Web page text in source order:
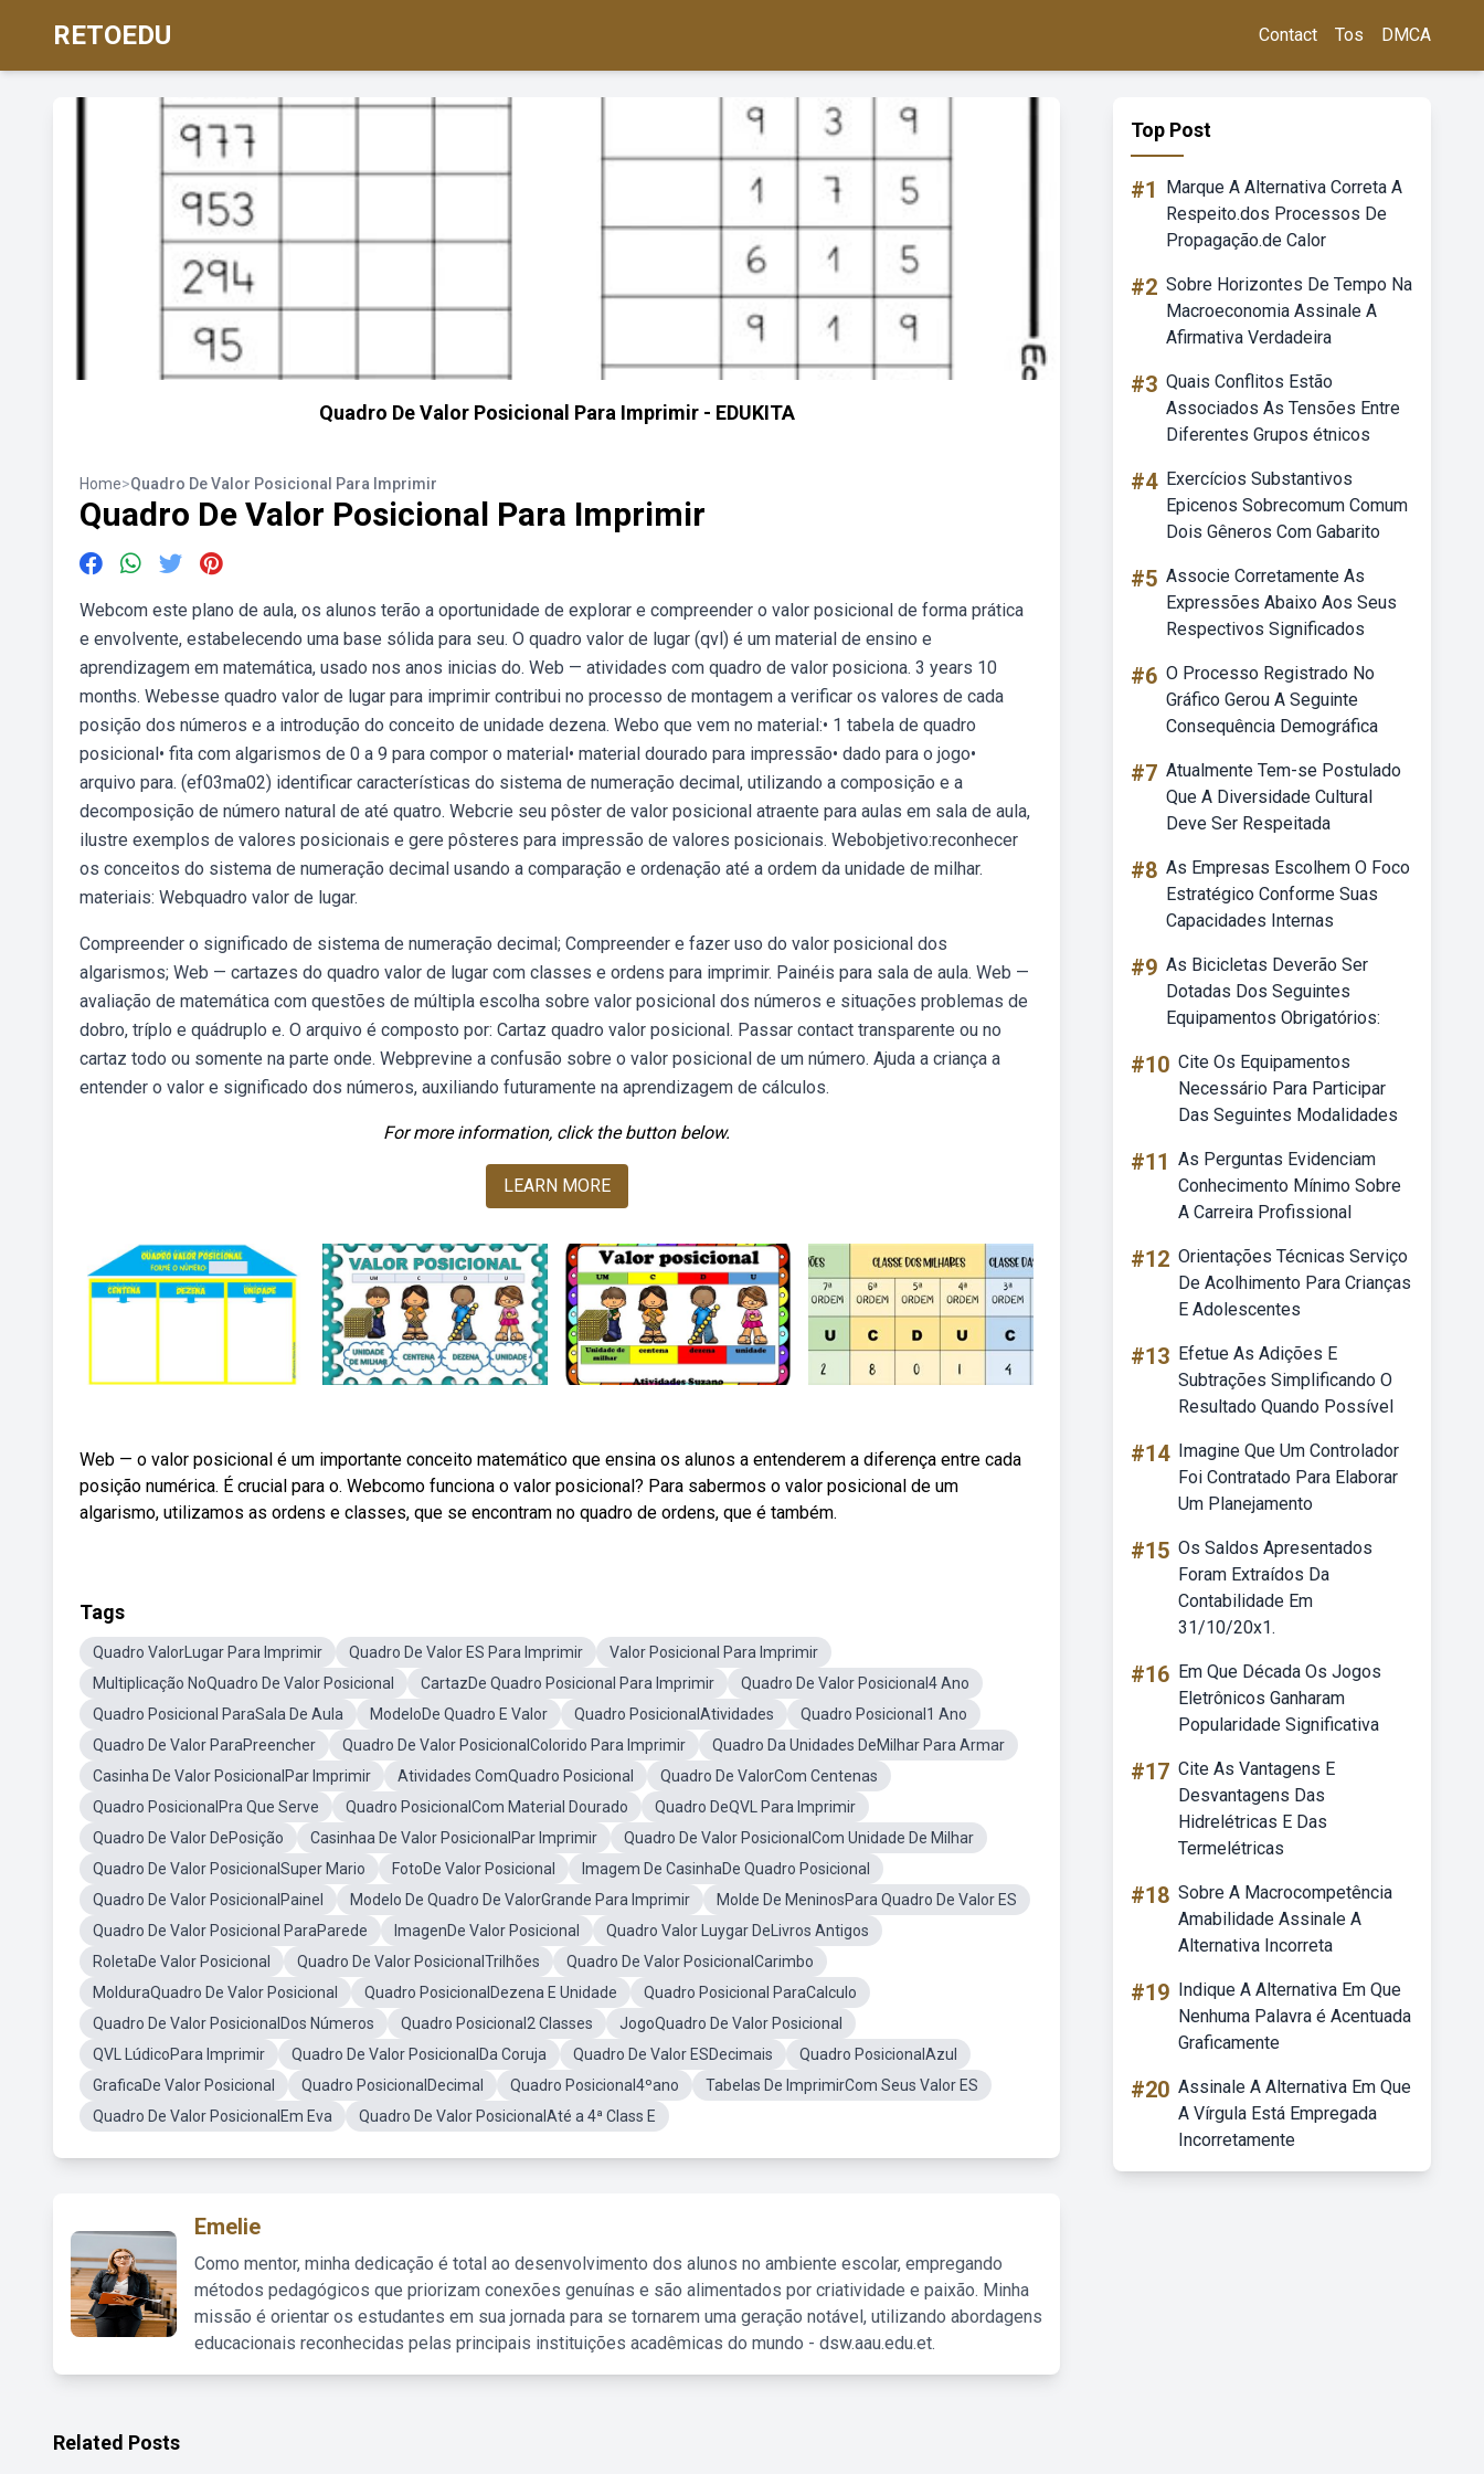
RETOEDU Contact Tos DMCA
Quadro De Valor Posicional Para Imprimir - EDUKITA
Home>Quadro De Valor Posicional Para Imprimir
Quadro De Valor Posicional Para Imprimir
Webcom este plano de aula, os alunos terão a oportunidade de explorar e compreender o valor posicional de forma prática
e envolvente, estabelecendo uma base sólida para seu. O quadro valor de lugar (qvl) é um material de ensino e
aprendizagem em matemática, usado nos anos inicias do. Web — atividades com quadro de valor posiciona. 3 years 10
months. Webesse quadro valor de lugar para imprimir contribui no processo de montagem a verificar os valores de cada
posição dos números e a introdução do conceito de unidade dezena. Webo que vem no material:• 1 tabela de quadro
posicional• fita com algarismos de 0 a 9 para compor o material• material dourado para impressão• dado para o jogo•
arquivo para. (ef03ma02) identificar características do sistema de numeração decimal, utilizando a composição e a
decomposição de número natural de até quatro. Webcrie seu pôster de valor posicional atraente para aulas em sala de aula,
ilustre exemplos de valores posicionais e gere pôsteres para impressão de valores posicionais. Webobjetivo:reconhecer
os conceitos do sistema de numeração decimal usando a comparação e ordenação até a ordem da unidade de milhar.
materiais: Webquadro valor de lugar.
Compreender o significado de sistema de numeração decimal; Compreender e fazer uso do valor posicional dos
algarismos; Web — cartazes do quadro valor de lugar com classes e ordens para imprimir. Painéis para sala de aula. Web —
avaliação de matemática com questões de múltipla escolha sobre valor posicional dos números e situações problemas de
dobro, tríplo e quádruplo e. O arquivo é composto por: Cartaz quadro valor posicional. Passar contact transparente ou no
cartaz todo ou somente na parte onde. Webprevine a confusão sobre o valor posicional de um número. Ajuda a criança a
entender o valor e significado dos números, auxiliando futuramente na aprendizagem de cálculos.
For more information, click the button below.
LEARN MORE
Web — o valor posicional é um importante conceito matemático que ensina os alunos a entenderem a diferença entre cada
posição numérica. É crucial para o. Webcomo funciona o valor posicional? Para sabermos o valor posicional de um
algarismo, utilizamos as ordens e classes, que se encontram no quadro de ordens, que é também.
Tags
Quadro ValorLugar Para Imprimir Quadro De Valor ES Para Imprimir
Valor Posicional Para Imprimir
Multiplicação NoQuadro De Valor Posicional
CartazDe Quadro Posicional Para Imprimir
Quadro De Valor Posicional4 Ano
Quadro Posicional ParaSala De Aula
ModeloDe Quadro E Valor Quadro PosicionalAtividades
Quadro Posicional1 Ano
Quadro De Valor ParaPreencher
Quadro De Valor PosicionalColorido Para Imprimir
Quadro Da Unidades DeMilhar Para Armar
Casinha De Valor PosicionalPar Imprimir
Atividades ComQuadro Posicional
Quadro De ValorCom Centenas
Quadro PosicionalPra Que Serve
Quadro PosicionalCom Material Dourado
Quadro DeQVL Para Imprimir
Quadro De Valor DePosição
Casinhaa De Valor PosicionalPar Imprimir
Quadro De Valor PosicionalCom Unidade De Milhar
Quadro De Valor PosicionalSuper Mario
FotoDe Valor Posicional
Imagem De CasinhaDe Quadro Posicional
Quadro De Valor PosicionalPainel
Modelo De Quadro De ValorGrande Para Imprimir
Molde De MeninosPara Quadro De Valor ES
Quadro De Valor Posicional ParaParede
ImagenDe Valor Posicional
Quadro Valor Luygar DeLivros Antigos
RoletaDe Valor Posicional
Quadro De Valor PosicionalTrilhões
Quadro De Valor PosicionalCarimbo
MolduraQuadro De Valor Posicional
Quadro PosicionalDezena E Unidade
Quadro Posicional ParaCalculo
Quadro De Valor PosicionalDos Números
Quadro Posicional2 Classes
JogoQuadro De Valor Posicional
QVL LúdicoPara Imprimir
Quadro De Valor PosicionalDa Coruja Quadro De Valor ESDecimais
Quadro PosicionalAzul
GraficaDe Valor Posicional
Quadro PosicionalDecimal Quadro Posicional4ºano
Tabelas De ImprimirCom Seus Valor ES
Quadro De Valor PosicionalEm Eva
Quadro De Valor PosicionalAté a 4ª Class E
Emelie
Como mentor, minha dedicação é total ao desenvolvimento dos alunos no ambiente escolar, empregando
métodos pedagógicos que priorizam conexões genuínas e são alimentados por criatividade e paixão. Minha
missão é orientar os estudantes em sua jornada para se tornarem uma geração notável, utilizando abordagens
educacionais reconhecidas pelas principais instituições acadêmicas do mundo - dsw.aau.edu.et.
Top Post
#1
Marque A Alternativa Correta A
Respeito.dos Processos De
Propagação.de Calor
#2 Sobre Horizontes De Tempo Na
Macroeconomia Assinale A
Afirmativa Verdadeira
#3 Quais Conflitos Estão
Associados As Tensões Entre
Diferentes Grupos étnicos
#4 Exercícios Substantivos
Epicenos Sobrecomum Comum
Dois Gêneros Com Gabarito
#5 Associe Corretamente As
Expressões Abaixo Aos Seus
Respectivos Significados
#6 O Processo Registrado No
Gráfico Gerou A Seguinte
Consequência Demográfica
#7 Atualmente Tem-se Postulado
Que A Diversidade Cultural
Deve Ser Respeitada
#8 As Empresas Escolhem O Foco
Estratégico Conforme Suas
Capacidades Internas
#9 As Bicicletas Deverão Ser
Dotadas Dos Seguintes
Equipamentos Obrigatórios:
#10 Cite Os Equipamentos
Necessário Para Participar
Das Seguintes Modalidades
#11 As Perguntas Evidenciam
Conhecimento Mínimo Sobre
A Carreira Profissional
#12 Orientações Técnicas Serviço
De Acolhimento Para Crianças
E Adolescentes
#13 Efetue As Adições E
Subtrações Simplificando O
Resultado Quando Possível
#14 Imagine Que Um Controlador
Foi Contratado Para Elaborar
Um Planejamento
#15 Os Saldos Apresentados
Foram Extraídos Da
Contabilidade Em
31/10/20x1.
#16 Em Que Década Os Jogos
Eletrônicos Ganharam
Popularidade Significativa
#17 Cite As Vantagens E
Desvantagens Das
Hidrelétricas E Das
Termelétricas
#18 Sobre A Macrocompetência
Amabilidade Assinale A
Alternativa Incorreta
#19 Indique A Alternativa Em Que
Nenhuma Palavra é Acentuada
Graficamente
#20 Assinale A Alternativa Em Que
A Vírgula Está Empregada
Incorretamente
Related Posts